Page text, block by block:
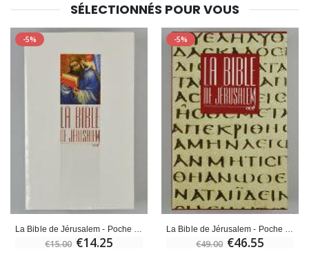
SÉLECTIONNÉS POUR VOUS
-5%
€15.00 €14.25
-5%
€49.00 €46.55